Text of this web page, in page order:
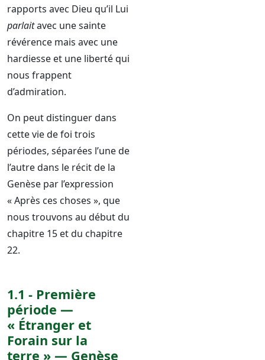
rapports avec Dieu qu’il Lui
parlaitavec une sainte
révérence mais avec une
hardiesse et une liberté qui
nous frappent
d’admiration.
On peut distinguer dans
cette vie de foi trois
périodes, séparées l’une de
l’autre dans le récit de la
Genèse par l’expression
« Après ces choses », que
nous trouvons au début du
chapitre 15 et du chapitre
22.
1.1 - Première
période —
« Étranger et
Forain sur la
terre » — Genèse